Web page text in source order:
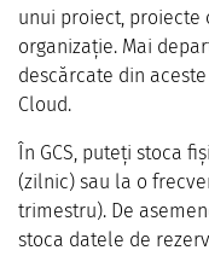
unui proiect, proiecte
organizație. Mai
descărcate din
Cloud.
În GCS, puteți stoca
(zilnic) sau la o
trimestru). De
stoca datele de